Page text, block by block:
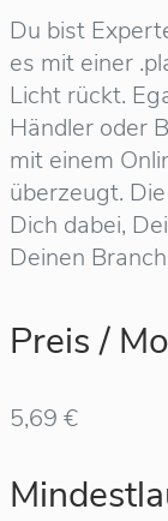
Du bist
es mit einer
Licht rückt.
Händler oder
mit einem
überzeugt.
Dich dabei,
Deinen
Preis /
5,69 €